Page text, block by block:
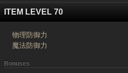
ITEM LEVEL 70
物理防御力
魔法防御力
Bonuses